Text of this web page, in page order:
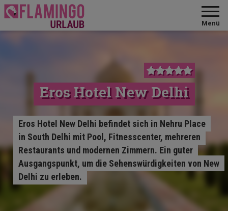
Menü
Eros Hotel New Delhi
Eros Hotel New Delhi befindet sich in Nehru Place
in South Delhi mit Pool, Fitnesscenter, mehreren
Restaurants und modernen Zimmern. Ein guter
Ausgangspunkt, um die Sehenswürdigkeiten von New
Delhi zu erleben.